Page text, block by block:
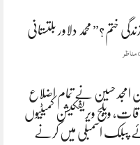
ختم؟” محمد دلاور بلتستانی
0مناظر
امجد حسین نے تمام اضلاع
ویلج ویریفکیشن کمیٹیوں
پبلک اسمبلی میں کرنے